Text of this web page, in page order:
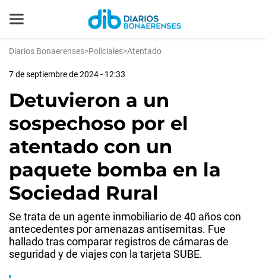
Diarios Bonaerenses>Policiales>Atentado
7 de septiembre de 2024 - 12:33
Detuvieron a un
sospechoso por el
atentado con un
paquete bomba en la
Sociedad Rural
Se trata de un agente inmobiliario de 40 años con
antecedentes por amenazas antisemitas. Fue
hallado tras comparar registros de cámaras de
seguridad y de viajes con la tarjeta SUBE.